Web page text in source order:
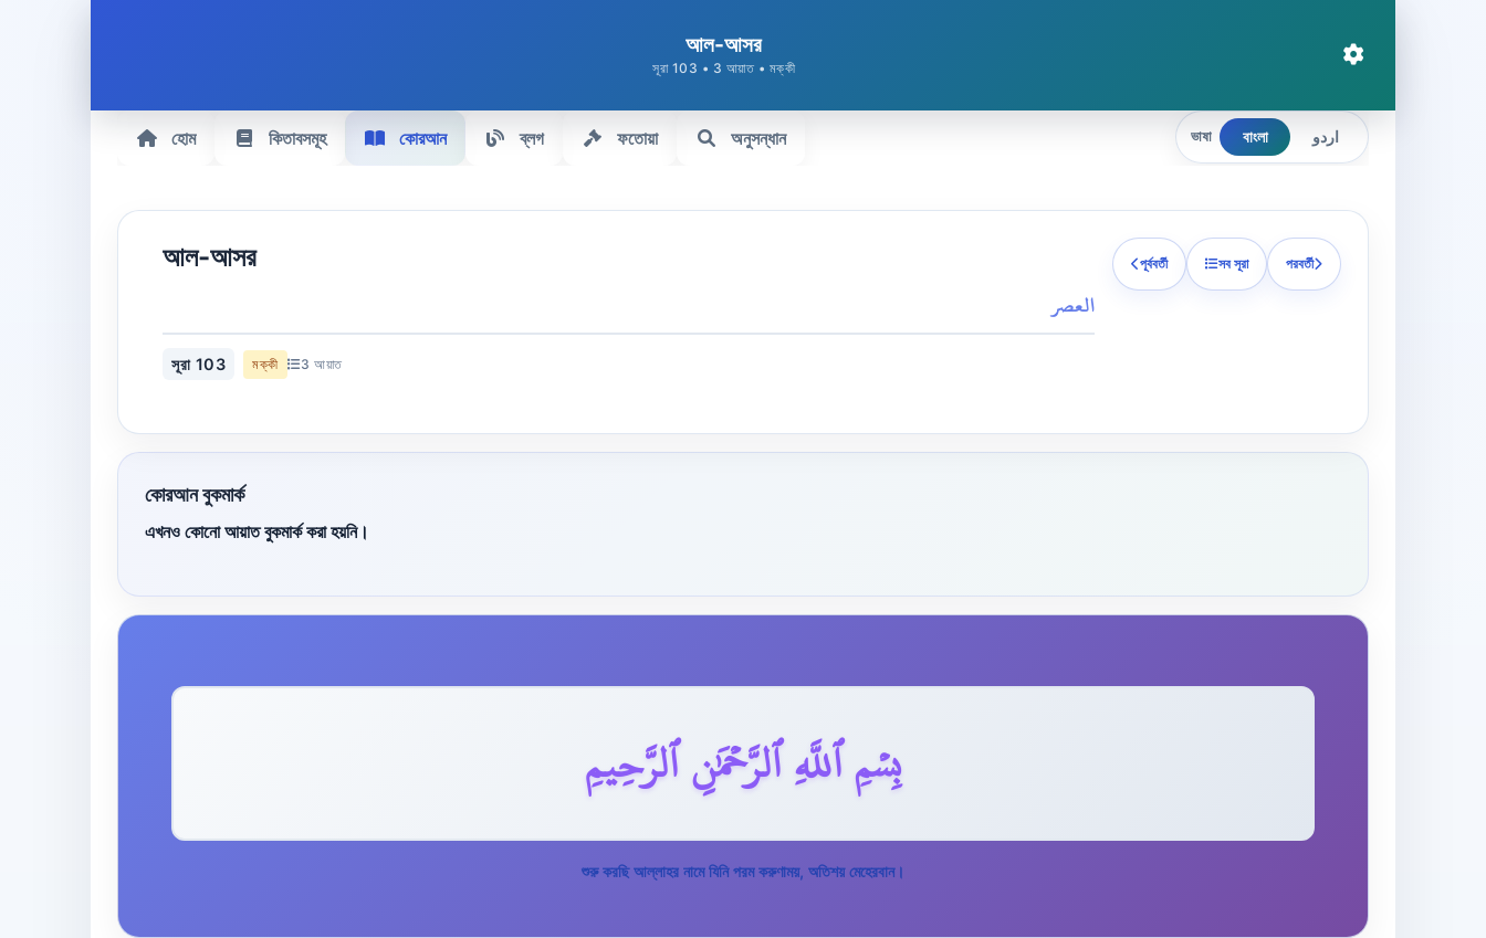
আল-আসর
সূরা 103 • 3 আয়াত • মক্কী
হোম কিতাবসমূহ কোরআন ব্লগ ফতোয়া অনুসন্ধান ভাষা বাংলা اردو
আল-আসর
العصر
সূরা 103 মক্কী 3 আয়াত
পূর্ববর্তী সব সূরা পরবর্তী
কোরআন বুকমার্ক
এখনও কোনো আয়াত বুকমার্ক করা হয়নি।
بِسۡمِ ٱللَّهِ ٱلرَّحۡمَٰنِ ٱلرَّحِيمِ
শুরু করছি আল্লাহর নামে যিনি পরম করুণাময়, অতিশয় মেহেরবান।